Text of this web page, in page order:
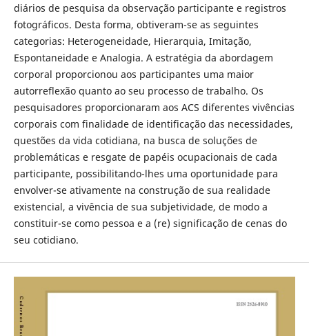
diários de pesquisa da observação participante e registros
fotográficos. Desta forma, obtiveram-se as seguintes
categorias: Heterogeneidade, Hierarquia, Imitação,
Espontaneidade e Analogia. A estratégia da abordagem
corporal proporcionou aos participantes uma maior
autorreflexão quanto ao seu processo de trabalho. Os
pesquisadores proporcionaram aos ACS diferentes vivências
corporais com finalidade de identificação das necessidades,
questões da vida cotidiana, na busca de soluções de
problemáticas e resgate de papéis ocupacionais de cada
participante, possibilitando-lhes uma oportunidade para
envolver-se ativamente na construção de sua realidade
existencial, a vivência de sua subjetividade, de modo a
constituir-se como pessoa e a (re) significação de cenas do
seu cotidiano.